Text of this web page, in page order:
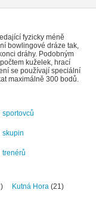
fyzicky méně
bowlingové dráze tak,
dráhy. Podobným
, počtem kuželek, hrací
se používají speciální
maximálně 300 bodů.
sportovců
skupin
trenérů
Kutná Hora (21)